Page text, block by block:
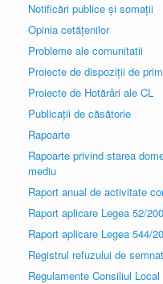
Notificări publice și somații
Opinia cetățenilor
Probleme ale comunitatii
Proiecte de dispoziții de
Proiecte de Hotărâri ale CL
Publicații de căsătorie
Rapoarte
Rapoarte privind starea
mediu
Raport anual de activitate
Raport aplicare Legea 52/
Raport aplicare Legea 544/
Registrul refuzului de
Regulamente Consiliul Local